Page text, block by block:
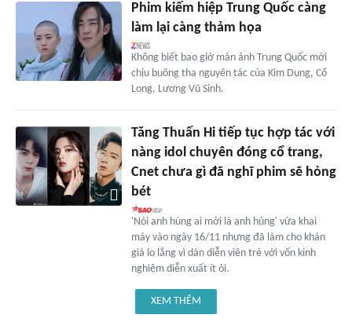
Phim kiếm hiệp Trung Quốc càng
làm lại càng thảm họa
Không biết bao giờ màn ảnh Trung Quốc mới
chịu buông tha nguyên tác của Kim Dung, Cổ
Long, Lương Vũ Sinh.
Tăng Thuấn Hi tiếp tục hợp tác với
nàng idol chuyên đóng cổ trang,
Cnet chưa gì đã nghĩ phim sẽ hỏng
bét
'Nói anh hùng ai mới là anh hùng' vừa khai
máy vào ngày 16/11 nhưng đã làm cho khán
giả lo lắng vì dàn diễn viên trẻ với vốn kinh
nghiệm diễn xuất ít ỏi.
XEM THÊM